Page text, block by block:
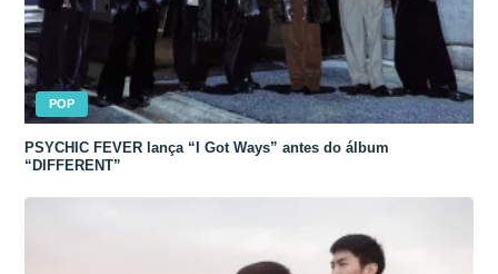
POP
PSYCHIC FEVER lança “I Got Ways” antes do álbum
“DIFFERENT”